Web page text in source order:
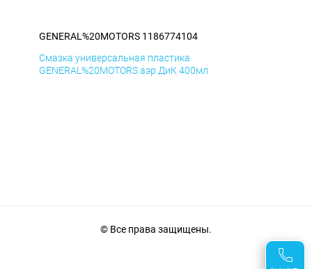
GENERAL%20MOTORS 1186774104
Смазка универсальная пластика
GENERAL%20MOTORS аэр ДиК 400мл
© Все права защищены.